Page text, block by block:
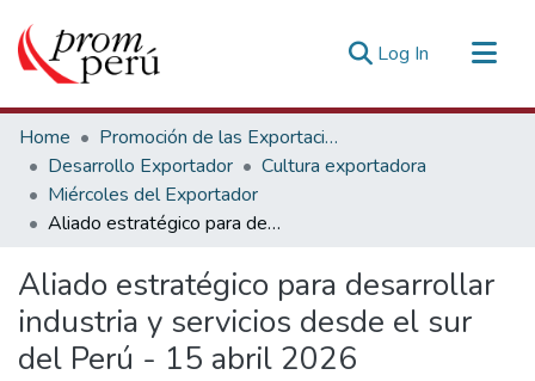
Log In (current)
Communities & Collections
All of DSpace
Statistics
Estadísticas Externas
Home
Promoción de las Exportaciones
Desarrollo Exportador
Cultura exportadora
Miércoles del Exportador
Aliado estratégico para desarrollar industria y servicios desde el sur del Perú - 15 abril 2026
Aliado estratégico para desarrollar
industria y servicios desde el sur
del Perú - 15 abril 2026